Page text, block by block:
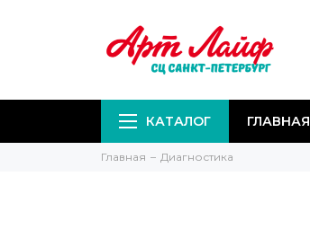
КАТАЛОГ ГЛАВНАЯ
Главная Диагностика